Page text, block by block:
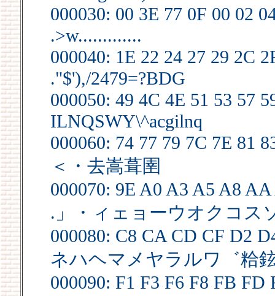
000030: 00 3E 77 0F 00 02
.>w.............
000040: 1E 22 24 27 29 2C
."$'),/2479=?BDG
000050: 49 4C 4E 51 53 57
ILNQSWY\^acgilnq
000060: 74 77 79 7C 7E 81
＜・去嵩葺圉
000070: 9E A0 A3 A5 A8
.」・ィェョーウオクコス
000080: C8 CA CD CF D2
ネハヘマメヤラルワ゛粭
000090: F1 F3 F6 F8 FB FD